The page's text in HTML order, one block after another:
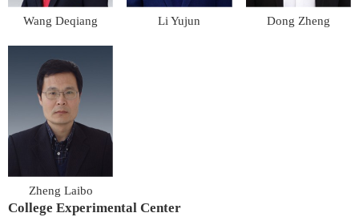
Wang Deqiang Li Yujun Dong Zheng
Zheng Laibo
College Experimental Center